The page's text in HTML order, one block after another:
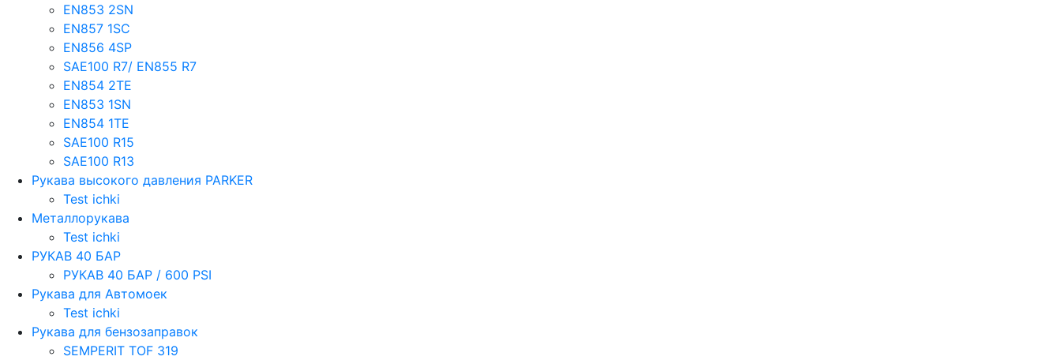
EN853 2SN
EN857 1SC
EN856 4SP
SAE100 R7/ EN855 R7
EN854 2TE
EN853 1SN
EN854 1TE
SAE100 R15
SAE100 R13
Рукава высокого давления PARKER
Test ichki
Металлорукава
Test ichki
РУКАВ 40 БАР
РУКАВ 40 БАР / 600 PSI
Рукава для Автомоек
Test ichki
Рукава для бензозаправок
SEMPERIT TOF 319